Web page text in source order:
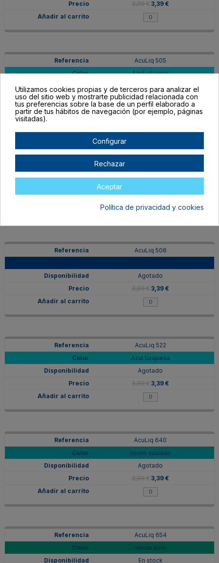
3,99 € 3,39 €
AcuLiq 505
Azul ultramar
3,99 € 3,39 €
AcuLiq 508
3,99 € 3,39 €
AcuLiq 506
Agotado
3,99 € 3,39 €
AcuLiq 522
Azul turquesa
Agotado
3,99 € 3,39 €
AcuLiq 640
Verde azulado
Agotado
3,99 € 3,39 €
AcuLiq 654
Verde pino
En stock
Utilizamos cookies propias y de terceros para analizar el
uso del sitio web y mostrarte publicidad relacionada con
tus preferencias sobre la base de un perfil elaborado a
partir de tus hábitos de navegación (por ejemplo, páginas
visitadas).
Configurar
Rechazar
Aceptar
Política de privacidad y cookies